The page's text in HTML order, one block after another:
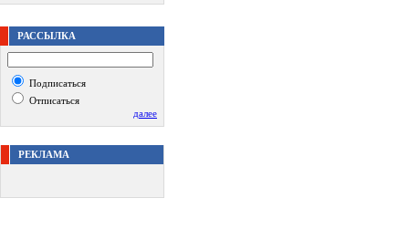
РАССЫЛКА
Подписаться
Отписаться
далее
РЕКЛАМА